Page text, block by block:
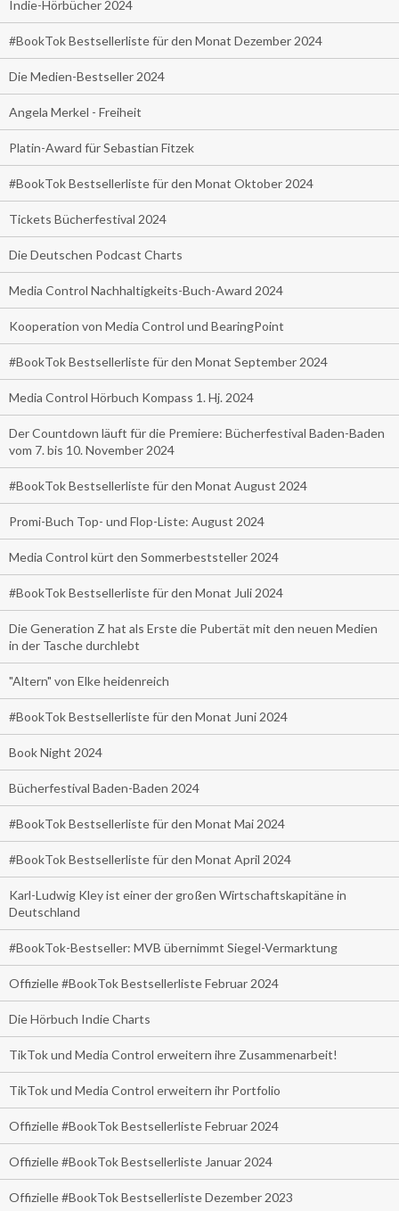
Indie-Hörbücher 2024
#BookTok Bestsellerliste für den Monat Dezember 2024
Die Medien-Bestseller 2024
Angela Merkel - Freiheit
Platin-Award für Sebastian Fitzek
#BookTok Bestsellerliste für den Monat Oktober 2024
Tickets Bücherfestival 2024
Die Deutschen Podcast Charts
Media Control Nachhaltigkeits-Buch-Award 2024
Kooperation von Media Control und BearingPoint
#BookTok Bestsellerliste für den Monat September 2024
Media Control Hörbuch Kompass 1. Hj. 2024
Der Countdown läuft für die Premiere: Bücherfestival Baden-Baden
vom 7. bis 10. November 2024
#BookTok Bestsellerliste für den Monat August 2024
Promi-Buch Top- und Flop-Liste: August 2024
Media Control kürt den Sommerbeststeller 2024
#BookTok Bestsellerliste für den Monat Juli 2024
Die Generation Z hat als Erste die Pubertät mit den neuen Medien
in der Tasche durchlebt
"Altern" von Elke heidenreich
#BookTok Bestsellerliste für den Monat Juni 2024
Book Night 2024
Bücherfestival Baden-Baden 2024
#BookTok Bestsellerliste für den Monat Mai 2024
#BookTok Bestsellerliste für den Monat April 2024
Karl-Ludwig Kley ist einer der großen Wirtschaftskapitäne in
Deutschland
#BookTok-Bestseller: MVB übernimmt Siegel-Vermarktung
Offizielle #BookTok Bestsellerliste Februar 2024
Die Hörbuch Indie Charts
TikTok und Media Control erweitern ihre Zusammenarbeit!
TikTok und Media Control erweitern ihr Portfolio
Offizielle #BookTok Bestsellerliste Februar 2024
Offizielle #BookTok Bestsellerliste Januar 2024
Offizielle #BookTok Bestsellerliste Dezember 2023